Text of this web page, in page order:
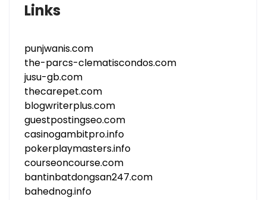
Links
punjwanis.com
the-parcs-clematiscondos.com
jusu-gb.com
thecarepet.com
blogwriterplus.com
guestpostingseo.com
casinogambitpro.info
pokerplaymasters.info
courseoncourse.com
bantinbatdongsan247.com
bahednog.info